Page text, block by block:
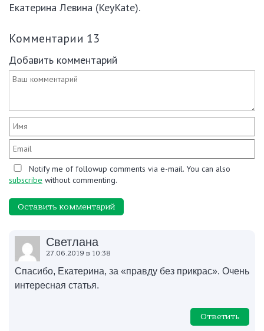
Екатерина Левина (KeyKate).
Комментарии 13
Добавить комментарий
Notify me of followup comments via e-mail. You can also
subscribe without commenting.
Оставить комментарий
Светлана
27.06.2019 в 10:38
Спасибо, Екатерина, за «правду без прикрас». Очень
интересная статья.
Ответить